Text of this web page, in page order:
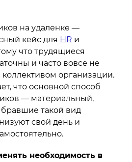
на удаленке —
кейс для HR и
что трудящиеся
и часто вовсе не
организации.
что основной способ
— материальный,
такой вид
свой день и
необходимость в